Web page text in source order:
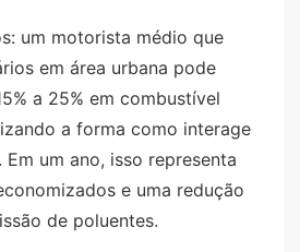
um motorista médio que
em área urbana pode
a 25% em combustível
a forma como interage
um ano, isso representa
e uma redução
de poluentes.